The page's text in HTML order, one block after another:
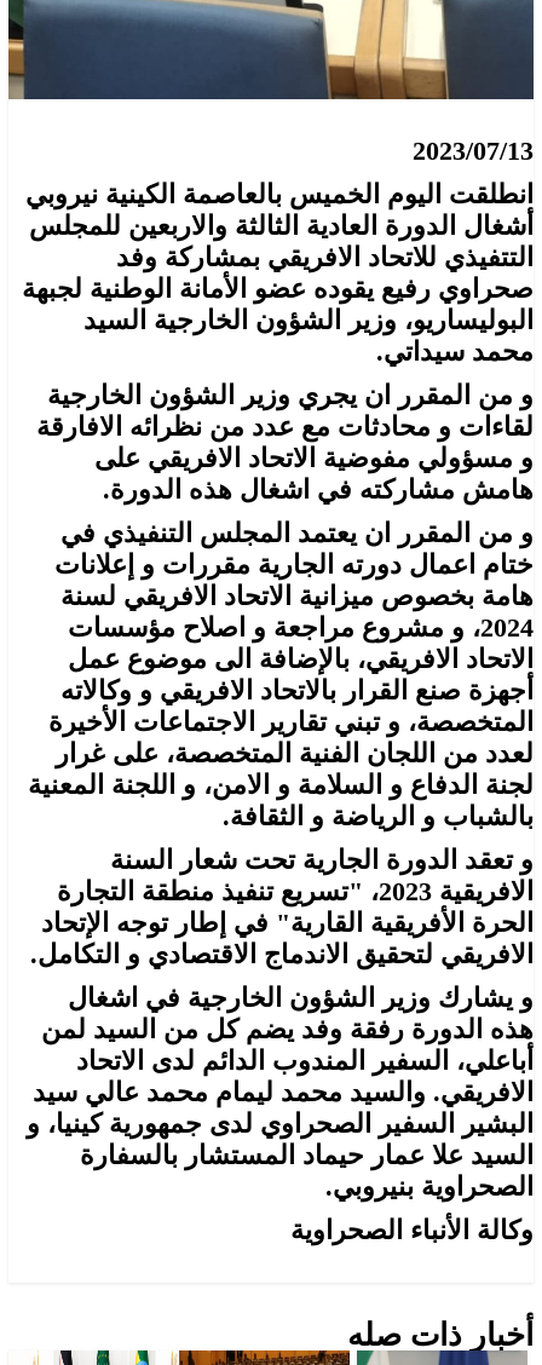
2023/07/13
انطلقت اليوم الخميس بالعاصمة الكينية نيروبي
أشغال الدورة العادية الثالثة والاربعين للمجلس
التتفيذي للاتحاد الافريقي بمشاركة وفد
صحراوي رفيع يقوده عضو الأمانة الوطنية لجبهة
البوليساريو، وزير الشؤون الخارجية السيد
محمد سيداتي.
و من المقرر ان يجري وزير الشؤون الخارجية
لقاءات و محادثات مع عدد من نظرائه الافارقة
و مسؤولي مفوضية الاتحاد الافريقي على
هامش مشاركته في اشغال هذه الدورة.
و من المقرر ان يعتمد المجلس التنفيذي في
ختام اعمال دورته الجارية مقررات و إعلانات
هامة بخصوص ميزانية الاتحاد الافريقي لسنة
2024، و مشروع مراجعة و اصلاح مؤسسات
الاتحاد الافريقي، بالإضافة الى موضوع عمل
أجهزة صنع القرار بالاتحاد الافريقي و وكالاته
المتخصصة، و تبني تقارير الاجتماعات الأخيرة
لعدد من اللجان الفنية المتخصصة، على غرار
لجنة الدفاع و السلامة و الامن، و اللجنة المعنية
بالشباب و الرياضة و الثقافة.
و تعقد الدورة الجارية تحت شعار السنة
الافريقية 2023، "تسريع تنفيذ منطقة التجارة
الحرة الأفريقية القارية" في إطار توجه الإتحاد
الافريقي لتحقيق الاندماج الاقتصادي و التكامل.
و يشارك وزير الشؤون الخارجية في اشغال
هذه الدورة رفقة وفد يضم كل من السيد لمن
أباعلي، السفير المندوب الدائم لدى الاتحاد
الافريقي. والسيد محمد ليمام محمد عالي سيد
البشير السفير الصحراوي لدى جمهورية كينيا، و
السيد علا عمار حيماد المستشار بالسفارة
الصحراوية بنيروبي.
وكالة الأنباء الصحراوية
أخبار ذات صله